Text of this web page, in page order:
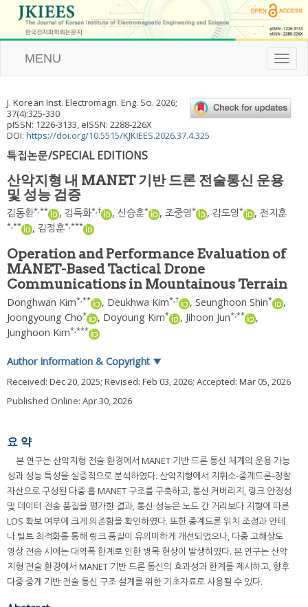
T
o
l
e
g
t
i
MENU
J. Korean Inst. Electromagn. Eng. Sci. 2026;
37(4):325-330
pISSN: 1226-3133, eISSN: 2288-226X
DOI: https://doi.org/10.5515/KJKIEES.2026.37.4.325
특집논문/SPECIAL EDITIONS
산악지형 내 MANET 기반 드론 전술통신 운용
및 성능 검증
김동환*,** , 김득화*,† , 신승훈* , 조중영* , 김도영* , 전지훈
*,** , 김정훈*,***
Operation and Performance Evaluation of
MANET-Based Tactical Drone
Communications in Mountainous Terrain
Donghwan Kim*,** , Deukhwa Kim*,† , Seunghoon Shin*
,
Joongyoung Cho* , Doyoung Kim* , Jihoon Jun*,**
,
Junghoon Kim*,***
Author Information & Copyright ▼
Received: Dec 20, 2025; Revised: Feb 03, 2026; Accepted: Mar 05, 2026
Published Online: Apr 30, 2026
요 약
본 연구는 산악지형 전술 환경에서 MANET 기반 드론 통신 체계의 운용 가능
성과 성능 특성을 실증적으로 분석하였다. 산악지형에서 지휘소-중계드론-정찰
자산으로 구성된 다중 홉 MANET 구조를 구축하고, 통신 커버리지, 링크 안정성
및 데이터 전송 품질을 평가한 결과, 통신 성능은 노드 간 거리보다 지형에 따른
LOS 확보 여부에 크게 의존함을 확인하였다. 또한 중계드론 위치 조정과 안테
나 틸트 최적화를 통해 링크 품질이 유의미하게 개선되었으나, 다중 고해상도
영상 전송 시에는 대역폭 한계로 인한 병목 현상이 발생하였다. 본 연구는 산악
지형 전술 환경에서 MANET 기반 드론 통신의 효과성과 한계를 제시하고, 향후
다중 중계 기반 전술 통신 구조 설계를 위한 기초자료로 사용될 수 있다.